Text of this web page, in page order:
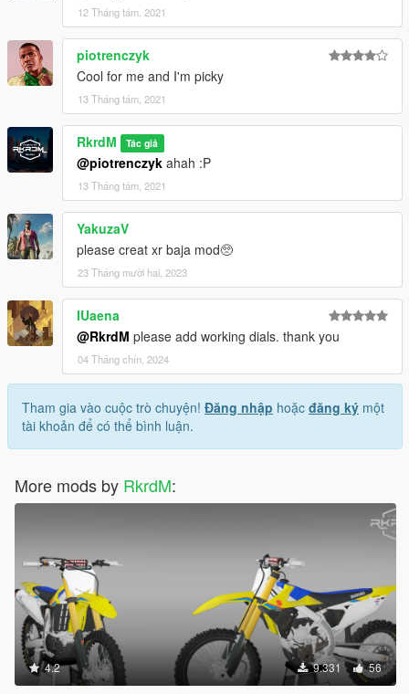
12 Tháng tám, 2021
piotrenczyk
Cool for me and I'm picky
13 Tháng tám, 2021
RkrdM Tác giả
@piotrenczyk ahah :P
13 Tháng tám, 2021
YakuzaV
please creat xr baja mod🥺
23 Tháng mười hai, 2023
IUaena
@RkrdM please add working dials. thank you
04 Tháng chín, 2024
Tham gia vào cuộc trò chuyện! Đăng nhập hoặc đăng ký một
tài khoản để có thể bình luận.
More mods by RkrdM:
4.2 9.331 56